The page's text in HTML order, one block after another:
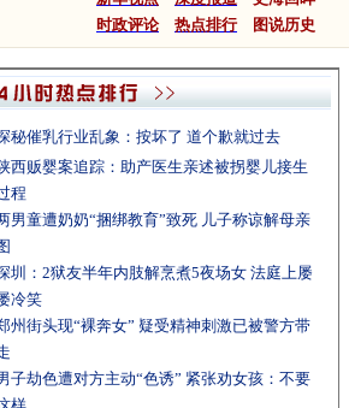
时政评论
热点排行 图说历史